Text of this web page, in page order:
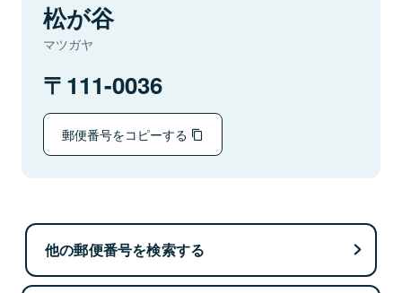
松が谷
マツガヤ
111-0036
郵便番号をコピーする
他の郵便番号を検索する